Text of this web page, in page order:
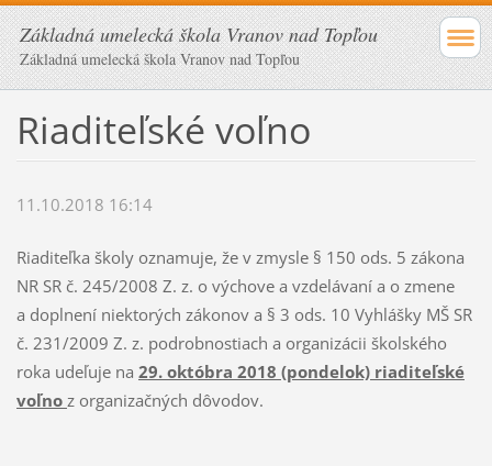
Základná umelecká škola Vranov nad Topľou
Základná umelecká škola Vranov nad Topľou
Riaditeľské voľno
11.10.2018 16:14
Riaditeľka školy oznamuje, že v zmysle § 150 ods. 5 zákona
NR SR č. 245/2008 Z. z. o výchove a vzdelávaní a o zmene
a doplnení niektorých zákonov a § 3 ods. 10 Vyhlášky MŠ SR
č. 231/2009 Z. z. podrobnostiach a organizácii školského
roka udeľuje na 29. októbra 2018 (pondelok) riaditeľské
voľno z organizačných dôvodov.